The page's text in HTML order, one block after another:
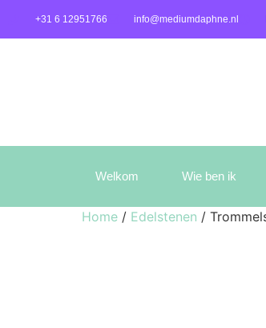
+31 6 12951766 info@mediumdaphne.nl
Welkom Wie ben ik
Home / Edelstenen /